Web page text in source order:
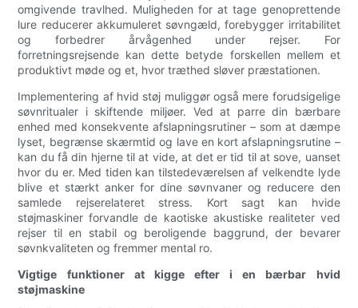
omgivende travlhed. Muligheden for at tage genoprettende
lure reducerer akkumuleret søvngæld, forebygger irritabilitet
og forbedrer årvågenhed under rejser. For
forretningsrejsende kan dette betyde forskellen mellem et
produktivt møde og et, hvor træthed sløver præstationen.
Implementering af hvid støj muliggør også mere forudsigelige
søvnritualer i skiftende miljøer. Ved at parre din bærbare
enhed med konsekvente afslapningsrutiner – som at dæmpe
lyset, begrænse skærmtid og lave en kort afslapningsrutine –
kan du få din hjerne til at vide, at det er tid til at sove, uanset
hvor du er. Med tiden kan tilstedeværelsen af ​​velkendte lyde
blive et stærkt anker for dine søvnvaner og reducere den
samlede rejserelateret stress. Kort sagt kan hvide
støjmaskiner forvandle de kaotiske akustiske realiteter ved
rejser til en stabil og beroligende baggrund, der bevarer
søvnkvaliteten og fremmer mental ro.
Vigtige funktioner at kigge efter i en bærbar hvid
støjmaskine